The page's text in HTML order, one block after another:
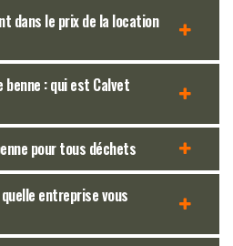
dans le prix de la location
: qui est Calvet
pour tous déchets
entreprise vous